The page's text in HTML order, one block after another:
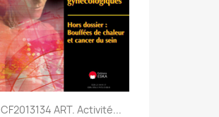
CF2013134 ART. Activité...